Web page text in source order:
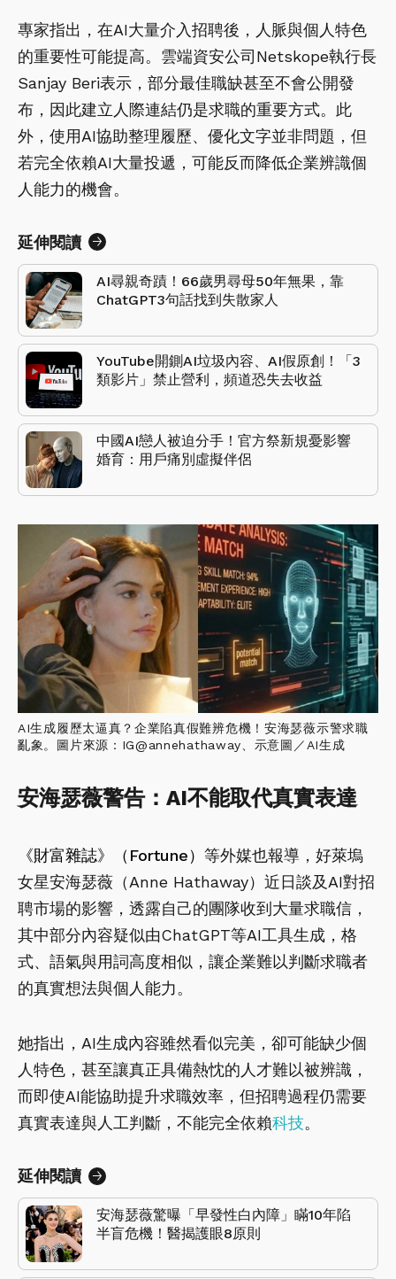
專家指出，在AI大量介入招聘後，人脈與個人特色
的重要性可能提高。雲端資安公司Netskope執行長
Sanjay Beri表示，部分最佳職缺甚至不會公開發
布，因此建立人際連結仍是求職的重要方式。此
外，使用AI協助整理履歷、優化文字並非問題，但
若完全依賴AI大量投遞，可能反而降低企業辨識個
人能力的機會。
延伸閱讀
AI尋親奇蹟！66歲男尋母50年無果，靠
ChatGPT3句話找到失散家人
YouTube開鍘AI垃圾內容、AI假原創！「3
類影片」禁止營利，頻道恐失去收益
中國AI戀人被迫分手！官方祭新規憂影響
婚育：用戶痛別虛擬伴侶
AI生成履歷太逼真？企業陷真假難辨危機！安海瑟薇示警求職
亂象。圖片來源：IG@annehathaway、示意圖／AI生成
安海瑟薇警告：AI不能取代真實表達
《財富雜誌》（Fortune） 等外媒也報導，好萊塢
女星安海瑟薇（Anne Hathaway）近日談及AI對招
聘市場的影響，透露自己的團隊收到大量求職信，
其中部分內容疑似由ChatGPT等AI工具生成，格
式、語氣與用詞高度相似，讓企業難以判斷求職者
的真實想法與個人能力。
她指出，AI生成內容雖然看似完美，卻可能缺少個
人特色，甚至讓真正具備熱忱的人才難以被辨識，
而即使AI能協助提升求職效率，但招聘過程仍需要
真實表達與人工判斷，不能完全依賴科技。
延伸閱讀
安海瑟薇驚曝「早發性白內障」瞞10年陷
半盲危機！醫揭護眼8原則